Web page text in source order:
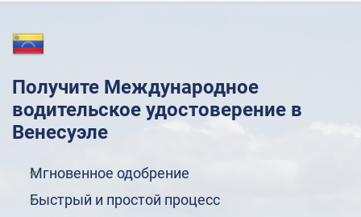
Получите Международное
водительское удостоверение в
Венесуэле
Мгновенное одобрение
Быстрый и простой процесс